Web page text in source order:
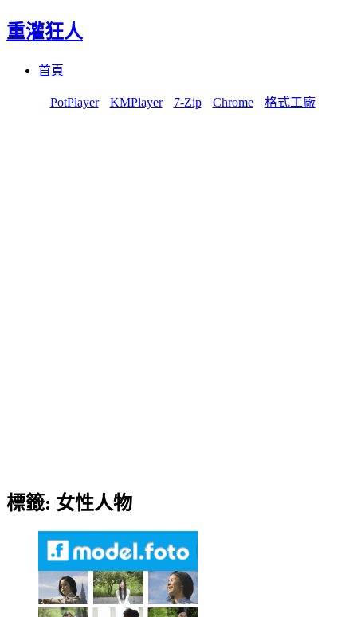
重灌狂人
首頁
PotPlayer KMPlayer 7-Zip Chrome 格式工廠
標籤: 女性人物